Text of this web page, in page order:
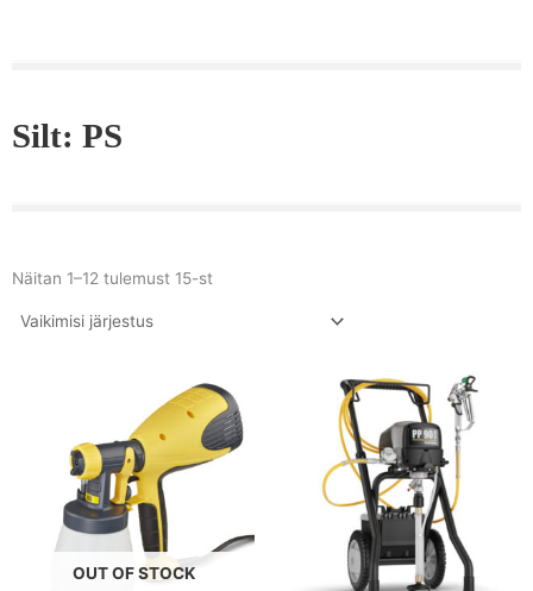
Silt: PS
Näitan 1–12 tulemust 15-st
OUT OF STOCK